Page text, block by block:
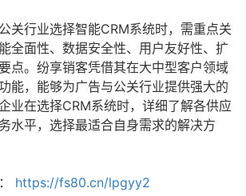
关行业选择智能CRM系统时，需重点关
全面性、数据安全性、用户友好性、扩
点。纷享销客凭借其在大中型客户领域
能，能够为广告与公关行业提供强大的
业在选择CRM系统时，详细了解各供应
水平，选择最适合自身需求的解决方
https://fs80.cn/lpgyy2